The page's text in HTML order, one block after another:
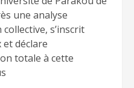
une analyse
s’inscrit
et déclare
totale à cette